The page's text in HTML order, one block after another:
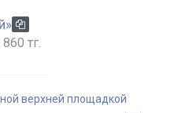
тг.